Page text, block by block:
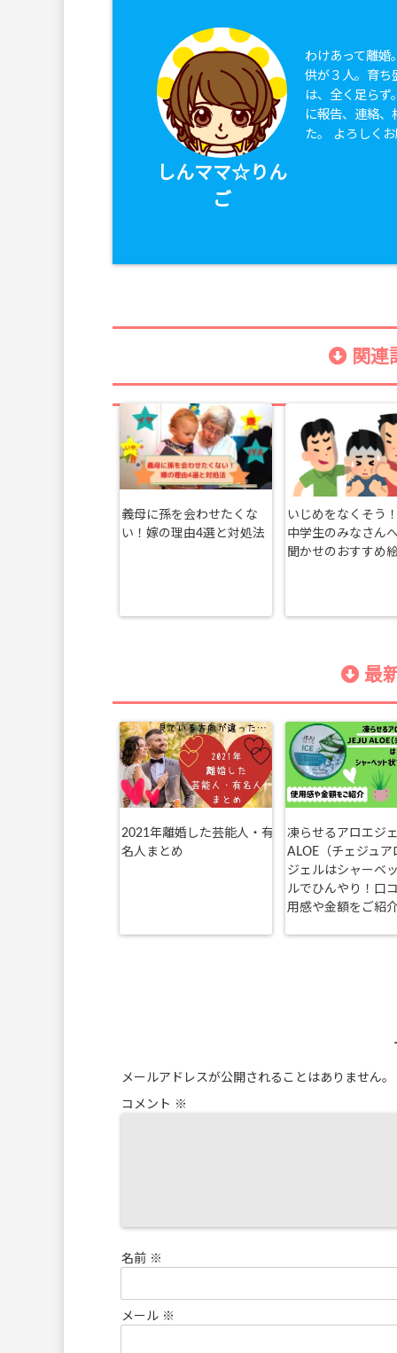
しんママ☆りん
ご
わけあって離婚
供が３人。育ち
は、全く足らず
に報告、連絡、
た。 よろしく
関連
義母に孫を会わせたくな
い！嫁の理由4選と対処法
いじめをなくそう
中学生のみなさん
聞かせのおすすめ
最
2021年離婚した芸能人・有
名人まとめ
凍らせるアロエジ
ALOE（チェジュア
ジェルはシャーベ
ルでひんやり！口
用感や金額をご紹
メールアドレスが公開されることはありません。
コメント ※
名前 ※
メール ※